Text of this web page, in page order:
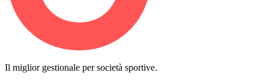
Il miglior gestionale per società sportive.